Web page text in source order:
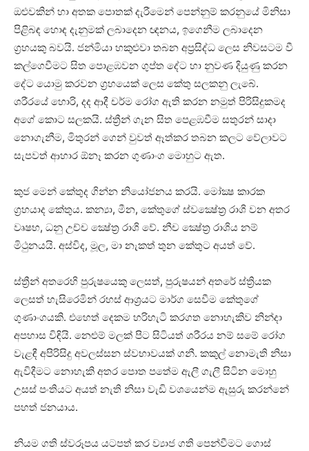
ඔළුවකින් හා අතක පොතක්‌ දැරීමෙන් පෙන්නුම් කරනුයේ මිනිසා
පිළිබඳ හොඳ දැනුමක්‌ ලබාදෙන ඥනය, ඉගෙනීම ලබාදෙන
ග්‍රහයකු බවයි. ජන්මියා හකුළුවා තබන අප්‍රසිද්ධ ලෙස නිවසටම වී
කල්ගෙවීමට සිත පොළඹවන ගුප්ත දේට හා නුවණ දියුණු කරන
දේට යොමු කරවන ග්‍රහයෙක්‌ ලෙස කේතු සලකනු ලැබේ.
ශරීරයේ හොරි, දද ආදී චර්ම රෝග ඇති කරන නමුත් පිරිසිදුකමද
අගේ කොට සලකයි. ස්‌ත්‍රීන් ගැන සිත පෙළඹවීම සතුරන් සාදා
නොගැනීම, මිතුරන් ගෙන් වුවත් ඈත්කර තබන කලට වේලාවට
සැපවත් ආහාර ඕනෑ කරන ගුණාංග මොහුට ඇත.
කුජ මෙන් කේතුද ගින්න නියෝජනය කරයි. මෝක්‍ෂ කාරක
ග්‍රහයාද කේතුය. කන්‍යා, මීන, කේතුගේ ස්‌වක්‍ෂේත්‍ර රාශි වන අතර
වෘෂභ, ධනු උච්ච ක්‍ෂේත්‍ර රාශි වේ. නීච ක්‍ෂේත්‍ර රාශිය නම්
මිථුනයයි. අස්‌විද, මූල, මා නැකත් තුන කේතුට අයත් වේ.
ස්‌ත්‍රීන් අතරෙහි පුරුෂයෙකු ලෙසත්, පුරුෂයන් අතරේ ස්‌ත්‍රියක
ලෙසත් හැසිරෙමින් රහස්‌ ආශ්‍රයට මාර්ග සෙවීම කේතුගේ
ගුණාංගයකි. එහෙත් දෙකම හරිහැටි කරගත නොහැකිව නින්දා
අපහාස විඳියි. නෙළුම් මලක්‌ පිට සිටියත් ශරීරය නම් සමේ රෝග
වැළඳී අපිරිසිදු අවලස්‌සන ස්‌වභාවයක්‌ ගනී. කකුල් නොමැති නිසා
ඇවිදීමට නොහැකි අතර පොත පතේම ඇලී ගැලී සිටින මොහු
උසස්‌ පංතියට අයත් නැති නිසා වැඩි වශයෙන්ම ඇසුරු කරන්නේ
පහත් ජනයාය.
නියම ගති ස්‌වරූපය යටපත් කර ව්‍යාජ ගති පෙන්වීමට ගොස්‌